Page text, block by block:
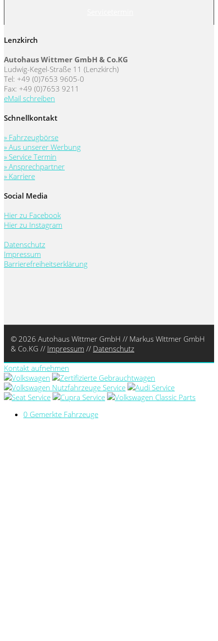
Lenzkirch
Autohaus Wittmer GmbH & Co.KG
Ludwig-Kegel-Straße 11 (Lenzkirch)
Tel: +49 (0)7653 9605-0
Fax: +49 (0)7653 9211
eMail schreiben
Schnellkontakt
» Fahrzeugbörse
» Aus unserer Werbung
» Service Termin
» Ansprechpartner
» Karriere
Social Media
Hier zu Facebook
Hier zu Instagram
Datenschutz
Impressum
Barrierefreiheitserklärung
© 2026 Autohaus Wittmer GmbH // Markus Wittmer GmbH
& Co.KG // Impressum // Datenschutz
Kontakt aufnehmen
0 Gemerkte Fahrzeuge